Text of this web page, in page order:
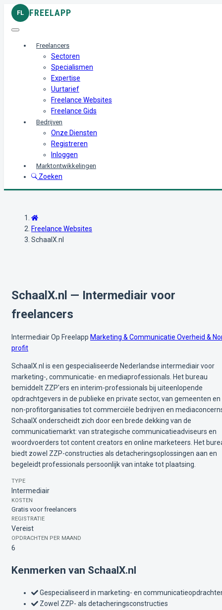
FL FREELAPP
Freelancers
Sectoren
Specialismen
Expertise
Uurtarief
Freelance Websites
Freelance Gids
Bedrijven
Onze Diensten
Registreren
Inloggen
Marktontwikkelingen
Zoeken
Freelance Websites
SchaalX.nl
SchaalX.nl — Intermediair voor
freelancers
IntermediairOp Freelapp Marketing & Communicatie Overheid &
profit
SchaalX.nl is een gespecialiseerde Nederlandse intermediair voor
marketing-, communicatie- en mediaprofessionals. Het bureau
bemiddelt ZZP'ers en interim-professionals bij uiteenlopende
opdrachtgevers in de publieke en private sector, van gemeenten en
non-profitorganisaties tot commerciële bedrijven en
SchaalX onderscheidt zich door een brede dekking van de
communicatiemarkt: van strategische communicatieadviseurs en
woordvoerders tot content creators en online marketeers. Het
biedt zowel ZZP-constructies als detacheringsoplossingen aan en
begeleidt professionals persoonlijk van intake tot plaatsing.
TYPE
Intermediair
KOSTEN
Gratis voor freelancers
REGISTRATIE
Vereist
OPDRACHTEN PER MAAND
6
Kenmerken van SchaalX.nl
Gespecialiseerd in marketing- en
Zowel ZZP- als detacheringsconstructies